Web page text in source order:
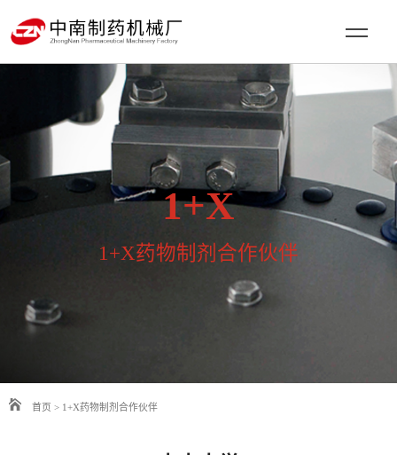
1+X
1+X药物制剂合作伙伴
首页 > 1+X药物制剂合作伙伴